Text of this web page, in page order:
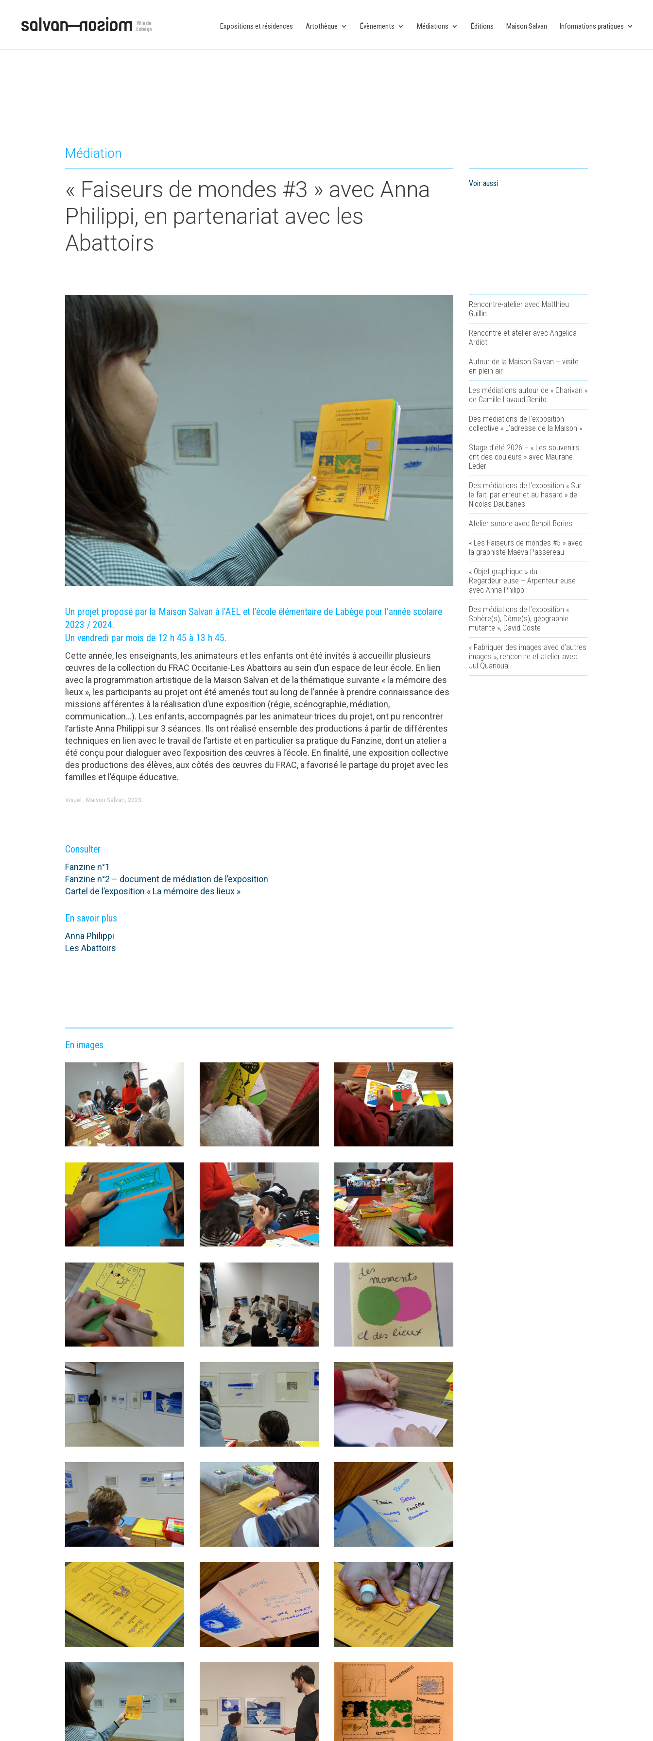
Expositions et résidences Artothèque Évènements Médiations Éditions Maison Salvan Informations pratiques
Médiation
« Faiseurs de mondes #3 » avec Anna
Philippi, en partenariat avec les
Abattoirs
Un projet proposé par la Maison Salvan à l’AEL et l’école élémentaire de Labège pour l’année scolaire
2023 / 2024.
Un vendredi par mois de 12 h 45 à 13 h 45.
Cette année, les enseignants, les animateurs et les enfants ont été invités à accueillir plusieurs
œuvres de la collection du FRAC Occitanie-Les Abattoirs au sein d’un espace de leur école. En lien
avec la programmation artistique de la Maison Salvan et de la thématique suivante « la mémoire des
lieux », les participants au projet ont été amenés tout au long de l’année à prendre connaissance des
missions afférentes à la réalisation d’une exposition (régie, scénographie, médiation,
communication…). Les enfants, accompagnés par les animateur·trices du projet, ont pu rencontrer
l’artiste Anna Philippi sur 3 séances. Ils ont réalisé ensemble des productions à partir de différentes
techniques en lien avec le travail de l’artiste et en particulier sa pratique du Fanzine, dont un atelier a
été conçu pour dialoguer avec l’exposition des œuvres à l’école. En finalité, une exposition collective
des productions des élèves, aux côtés des œuvres du FRAC, a favorisé le partage du projet avec les
familles et l’équipe éducative.
Visuel : Maison Salvan, 2023.
Voir aussi
Rencontre-atelier avec Matthieu
Guillin
Rencontre et atelier avec Angelica
Ardiot
Autour de la Maison Salvan – visite
en plein air
Les médiations autour de « Charivari »
de Camille Lavaud Benito
Des médiations de l’exposition
collective « L’adresse de la Maison »
Stage d’été 2026 – « Les souvenirs
ont des couleurs » avec Maurane
Leder
Des médiations de l’exposition « Sur
le fait, par erreur et au hasard » de
Nicolas Daubanes
Atelier sonore avec Benoit Bories
« Les Faiseurs de mondes #5 » avec
la graphiste Maëva Passereau
« Objet graphique » du
Regardeur·euse – Arpenteur·euse
avec Anna Philippi
Des médiations de l’exposition «
Sphère(s), Dôme(s), géographie
mutante », David Coste
« Fabriquer des images avec d’autres
images », rencontre et atelier avec
Jul Quanouai.
Consulter
Fanzine n°1
Fanzine n°2 – document de médiation de l’exposition
Cartel de l’exposition « La mémoire des lieux »
En savoir plus
Anna Philippi
Les Abattoirs
En images